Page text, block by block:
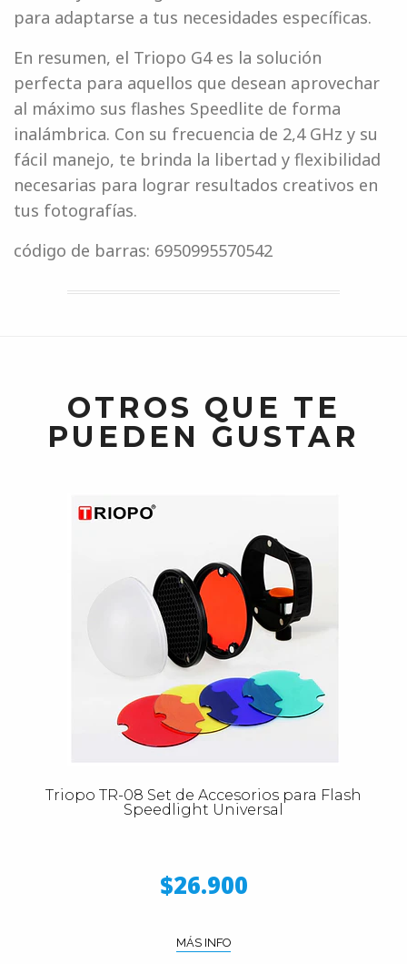
para adaptarse a tus necesidades específicas.
En resumen, el Triopo G4 es la solución
perfecta para aquellos que desean aprovechar
al máximo sus flashes Speedlite de forma
inalámbrica. Con su frecuencia de 2,4 GHz y su
fácil manejo, te brinda la libertad y flexibilidad
necesarias para lograr resultados creativos en
tus fotografías.
código de barras: 6950995570542
OTROS QUE TE
PUEDEN GUSTAR
Triopo TR-08 Set de Accesorios para Flash
Speedlight Universal
$26.900
MÁS INFO